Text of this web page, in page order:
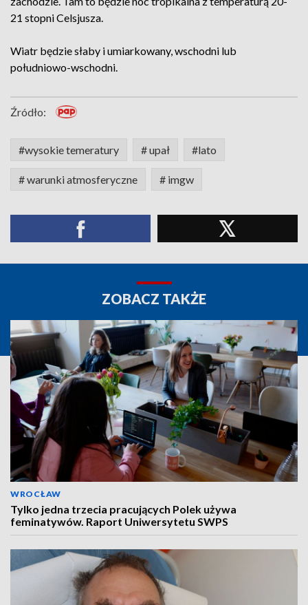
21 stopni Celsjusza.
Wiatr będzie słaby i umiarkowany, wschodni lub
południowo-wschodni.
Źródło:
#wysokie temeratury # upał #lato
# warunki atmosferyczne # imgw
ZOBACZ TAKŻE
WROCŁAW
Tylko jedna trzecia pracujących Polek używa
feminatywów. Raport Uniwersytetu SWPS